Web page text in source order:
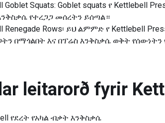
Goblet Squats: Goblet squats የ
የተረጋጋ መሰረትን ይሰጣል።
Renegade Rows፡ ይህ ልምምድ የ Kettlebell
በማጎልበት እና በፕሬስ እንቅስቃሴ ወቅት
leitarorð fyrir
የደረት የአካል ብቃት እንቅስቃሴ